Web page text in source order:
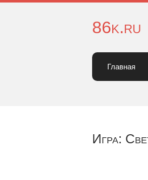
86k.ru
Главная
Игра: